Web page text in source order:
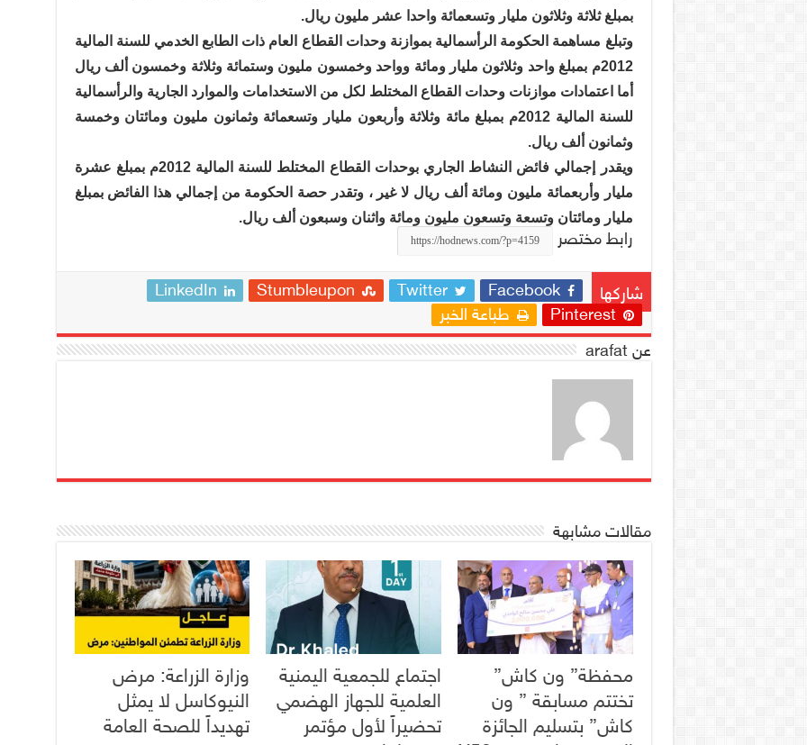
بمبلغ ثلاثة وثلاثون مليار وتسعمائة واحدا عشر مليون ريال.
وتبلغ مساهمة الحكومة الرأسمالية بموازنة وحدات القطاع العام ذات الطابع الخدمي للسنة المالية
2012م بمبلغ واحد وثلاثون مليار ومائة وواحد وخمسون مليون وستمائة وثلاثة وخمسون ألف ريال
أما اعتمادات موازنات وحدات القطاع المختلط لكل من الاستخدامات والموارد الجارية والرأسمالية
للسنة المالية 2012م بمبلغ مائة وثلاثة وأربعون مليار وتسعمائة وثمانون مليون ومائتان وخمسة
وثمانون ألف ريال.
ويقدر إجمالي فائض النشاط الجاري بوحدات القطاع المختلط للسنة المالية 2012م بمبلغ عشرة
مليار وأربعمائة مليون ومائة ألف ريال لا غير ، وتقدر حصة الحكومة من إجمالي هذا الفائض بمبلغ
مليار ومائتان وتسعة وتسعون مليون ومائة واثنان وسبعون ألف ريال.
رابط مختصر
شاركها Facebook
Twitter
Stumbleupon
LinkedIn
Pinterest
طباعة الخبر
عن arafat
مقالات مشابهة
محفظة” ون كاش”
تختتم مسابقة ” ون
كاش” بتسليم الجائزة
اجتماع للجمعية اليمنية
العلمية للجهاز الهضمي
تحضيراً لأول مؤتمر
وزارة الزراعة: مرض
النيوكاسل لا يمثل
تهديداً للصحة العامة